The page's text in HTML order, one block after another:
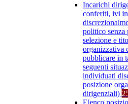
Incarichi
conferiti, ivi
politico senza
selezione e
organizzativa
pubblicare in
seguenti
individuati
posizione
dirigenziali)